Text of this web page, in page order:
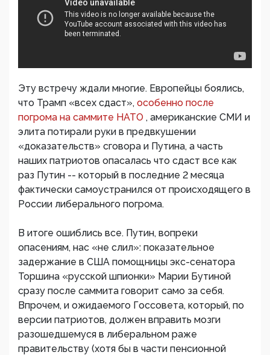
Эту встречу ждали многие. Европейцы боялись,
что Трамп «всех сдаст», особенно после
погрома на саммите НАТО , американские СМИ и
элита потирали руки в предвкушении
«доказательств» сговора и Путина, а часть
наших патриотов опасалась что сдаст все как
раз Путин -- который в последние 2 месяца
фактически самоустранился от происходящего в
России либерального погрома.
В итоге ошиблись все. Путин, вопреки
опасениям, нас «не слил»: показательное
задержание в США помощницы экс-сенатора
Торшина «русской шпионки» Марии Бутиной
сразу после саммита говорит само за себя.
Впрочем, и ожидаемого Госсовета, который, по
версии патриотов, должен вправить мозги
разошедшемуся в либеральном раже
правительству (хотя бы в части пенсионной